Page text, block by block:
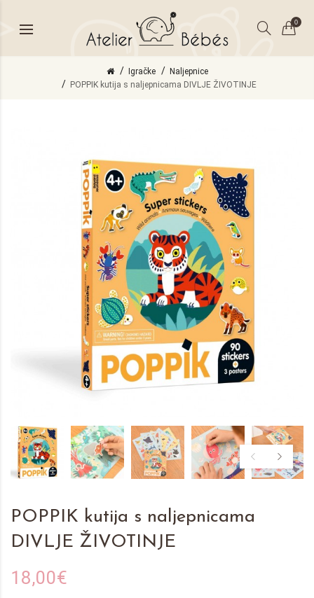
0
Igračke
Naljepnice
POPPIK kutija s naljepnicama DIVLJE ŽIVOTINJE
POPPIK kutija s naljepnicama
DIVLJE ŽIVOTINJE
18,00€